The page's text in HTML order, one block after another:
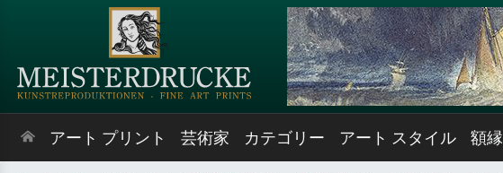
アート プリント 芸術家 カテゴリー アート スタイル 額縁